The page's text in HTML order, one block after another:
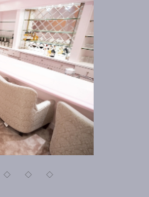
◇ ◇ ◇